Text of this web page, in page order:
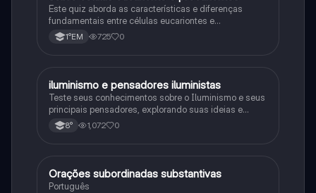
Este quiz aborda as características e diferenças
fundamentais entre células eucariontes e
procariontes.
1°EM 725 0
História
iluminismo e pensadores iluministas
Teste seus conhecimentos sobre o Iluminismo e seus
principais pensadores, explorando suas ideias e
impacto histórico.
8° 1,072 0
Português
Orações subordinadas substantivas
Português